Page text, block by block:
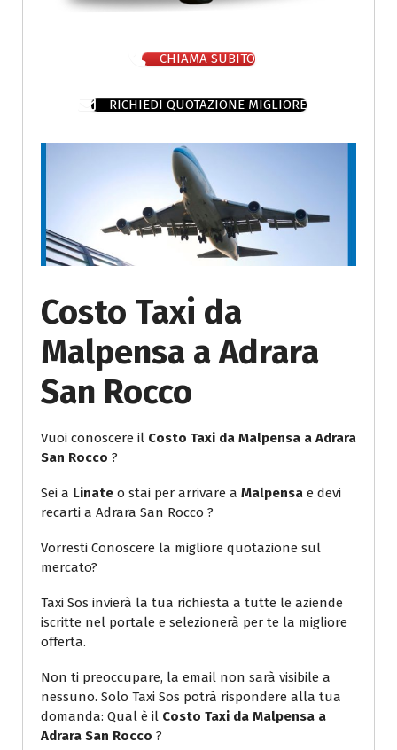
CHIAMA SUBITO
RICHIEDI QUOTAZIONE MIGLIORE
Costo Taxi da
Malpensa a Adrara
San Rocco
Vuoi conoscere il Costo Taxi da Malpensa a Adrara
San Rocco ?
Sei a Linate o stai per arrivare a Malpensa e devi
recarti a Adrara San Rocco ?
Vorresti Conoscere la migliore quotazione sul
mercato?
Taxi Sos invierà la tua richiesta a tutte le aziende
iscritte nel portale e selezionerà per te la migliore
offerta.
Non ti preoccupare, la email non sarà visibile a
nessuno. Solo Taxi Sos potrà rispondere alla tua
domanda: Qual è il Costo Taxi da Malpensa a
Adrara San Rocco ?